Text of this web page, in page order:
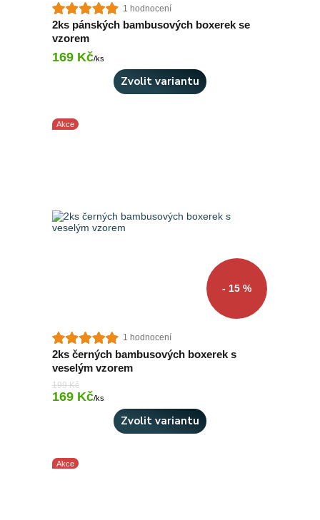
1 hodnocení
2ks pánských bambusových boxerek se
vzorem
169 Kč/ks
Zvolit variantu
Akce
- 15 %
1 hodnocení
2ks černých bambusových boxerek s
veselým vzorem
199 Kč
169 Kč/ks
Zvolit variantu
Akce